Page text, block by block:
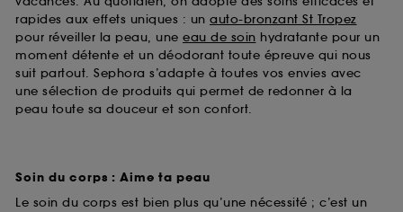
rapides aux effets uniques : un auto-bronzant St Tropez
pour réveiller la peau, une eau de soin hydratante pour un
moment détente et un déodorant toute épreuve qui nous
suit partout. Sephora s’adapte à toutes vos envies avec
une sélection de produits qui permet de redonner à la
peau toute sa douceur et son confort.
Soin du corps : Aime ta peau
Le soin du corps est bien plus qu’une nécessité ; c’est un